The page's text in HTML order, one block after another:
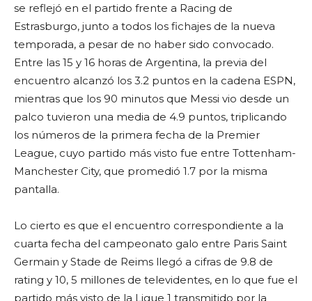
se reflejó en el partido frente a Racing de
Estrasburgo, junto a todos los fichajes de la nueva
temporada, a pesar de no haber sido convocado.
Entre las 15 y 16 horas de Argentina, la previa del
encuentro alcanzó los 3.2 puntos en la cadena ESPN,
mientras que los 90 minutos que Messi vio desde un
palco tuvieron una media de 4.9 puntos, triplicando
los números de la primera fecha de la Premier
League, cuyo partido más visto fue entre Tottenham-
Manchester City, que promedió 1.7 por la misma
pantalla.
Lo cierto es que el encuentro correspondiente a la
cuarta fecha del campeonato galo entre Paris Saint
Germain y Stade de Reims llegó a cifras de 9.8 de
rating y 10, 5 millones de televidentes, en lo que fue el
partido más visto de la Ligue 1 transmitido por la